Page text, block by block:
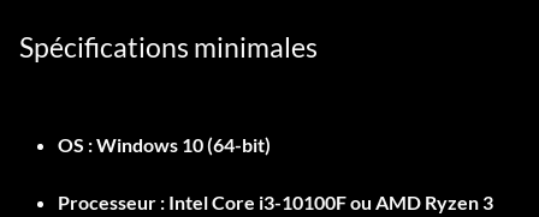
Spécifications minimales
OS :Windows 10 (64-bit)
Processeur : Intel Core i3-10100F ou AMD Ryzen 3